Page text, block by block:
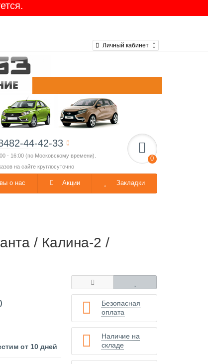
Личный кабинет
44-42-33
- 16:00 (по Московскому времени).
на сайте круглосуточно
0
о нас Акции Закладки
/ Калина-2 /
от 10 дней
Безопасная
оплата
Наличие на
складе